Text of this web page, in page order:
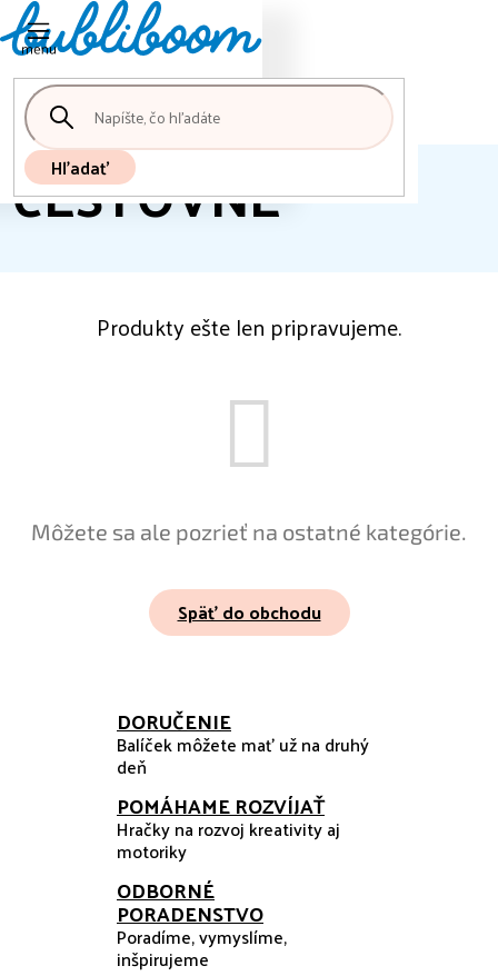
Prejsť
na
obsah
Hľadať
košík
CESTOVNÉ
Produkty ešte len pripravujeme.
Môžete sa ale pozrieť na ostatné kategórie.
Späť do obchodu
DORUČENIE
Balíček môžete mať už na druhý
deň
POMÁHAME ROZVÍJAŤ
Hračky na rozvoj kreativity aj
motoriky
ODBORNÉ
PORADENSTVO
Poradíme, vymyslíme,
inšpirujeme